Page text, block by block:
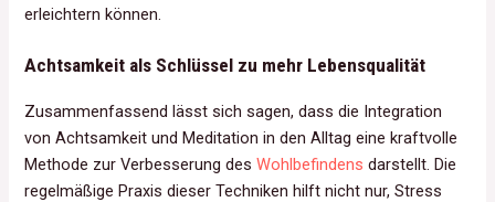
erleichtern können.
Achtsamkeit als Schlüssel zu mehr Lebensqualität
Zusammenfassend lässt sich sagen, dass die Integration
von Achtsamkeit und Meditation in den Alltag eine kraftvolle
Methode zur Verbesserung desWohlbefindens darstellt. Die
regelmäßige Praxis dieser Techniken hilft nicht nur, Stress